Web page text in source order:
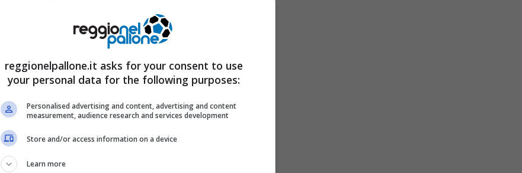
reggionelpallone.it asks for your consent to use
your personal data for the following purposes:
Personalised advertising and content, advertising and content
measurement, audience research and services development
Store and/or access information on a device
Learn more